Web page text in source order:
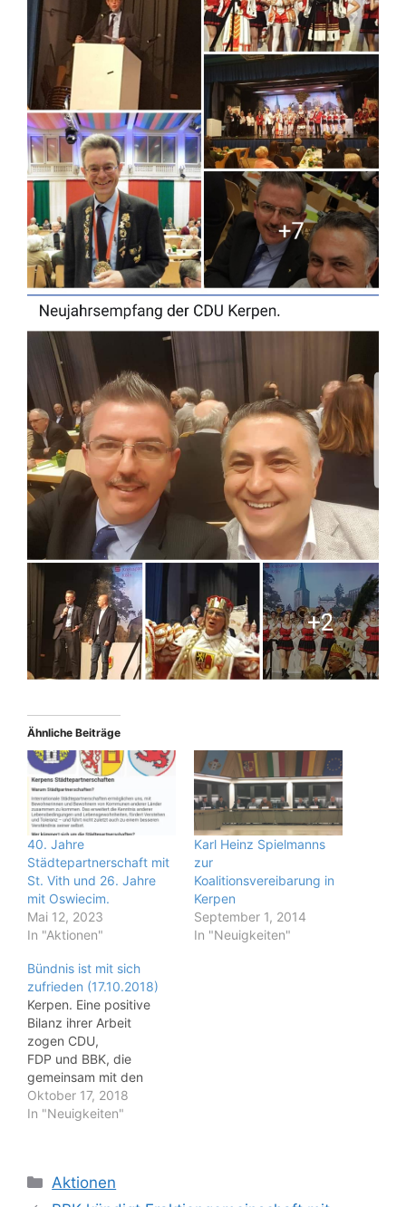
Ähnliche Beiträge
40. Jahre
Städtepartnerschaft mit
St. Vith und 26. Jahre
mit Oswiecim.
Mai 12, 2023
In "Aktionen"
Karl Heinz Spielmanns
zur
Koalitionsvereibarung in
Kerpen
September 1, 2014
In "Neuigkeiten"
Bündnis ist mit sich
zufrieden (17.10.2018)
Kerpen. Eine positive
Bilanz ihrer Arbeit
zogen CDU,
FDP und BBK, die
gemeinsam mit den
Piraten im Stadtrat ein
Mehrheitsbündnis bilden.
Sprecher David Held,
Oktober 17, 2018
In "Neuigkeiten"
Kategorien
Aktionen